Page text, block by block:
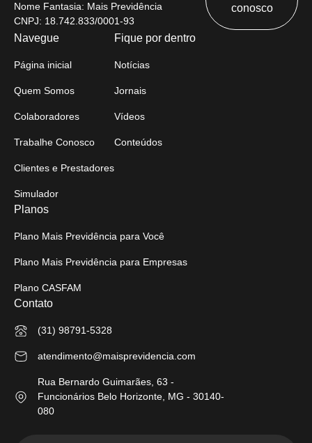
Nome Fantasia: Mais Previdência
CNPJ: 18.742.833/0001-93
conosco
Navegue
Página inicial
Quem Somos
Colaboradores
Trabalhe Conosco
Clientes e Prestadores
Simulador
Fique por dentro
Notícias
Jornais
Vídeos
Conteúdos
Planos
Plano Mais Previdência para Você
Plano Mais Previdência para Empresas
Plano CASFAM
Contato
(31) 98791-5328
atendimento@maisprevidencia.com
Rua Bernardo Guimarães, 63 -
Funcionários Belo Horizonte, MG - 30140-
080